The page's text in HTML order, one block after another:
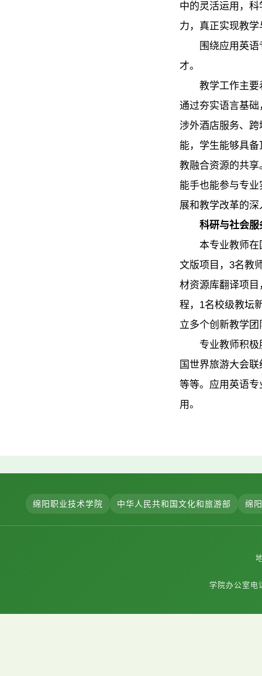
中的灵活运用，
力，真正实现教
围绕应用英
才。
教学工作主要
通过夯实语言基
涉外酒店服务、
能，学生能够具
教融合资源的共
能手也能参与专
展和教学改革的
科研与社会服
本专业教师在
文版项目，3名教
材资源库翻译项
程，1名校级教坛
立多个创新教学
专业教师积
国世界旅游大会
等等。应用英语
用。
绵阳职业技术学院 中华人民共和国文化和旅游部 绵
学院办公室